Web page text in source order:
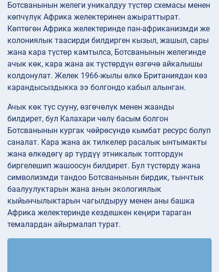
Ботсванынын желеги уникалдуу түстөр схемасы менен
көпчүлүк Африка желектеринен ажыраттырат.
Көптөгөн Африка желектеринде пан-африканизмди же
колониялык таасирди билдирген кызыл, жашыл, сары
жана кара түстөр камтылса, Ботсванынын желегинде
ачык көк, кара жана ак түстөрдүн өзгөчө айкалышы
колдонулат. Желек 1966-жылы өлкө Британиядан көз
карандысыздыкка ээ болгондо кабыл алынган.
Ачык көк түс сууну, өзгөчөлүк менен жаанды
билдирет, бул Калахари чөлү басым болгон
Ботсванынын кургак чөйрөсүндө кымбат ресурс болуп
саналат. Кара жана ак тилкелер расалык ынтымакты
жана өлкөдөгү ар түрдүү этникалык топтордун
биргелешип жашоосун билдирет. Бул түстөрдү жана
символизмди тандоо Ботсванынын бирдик, тынчтык
баалуулуктарын жана анын экологиялык
кыйынчылыктарын чагылдыруу менен аны башка
Африка желектеринде кездешкен кеңири тараган
темалардан айырмалап турат.